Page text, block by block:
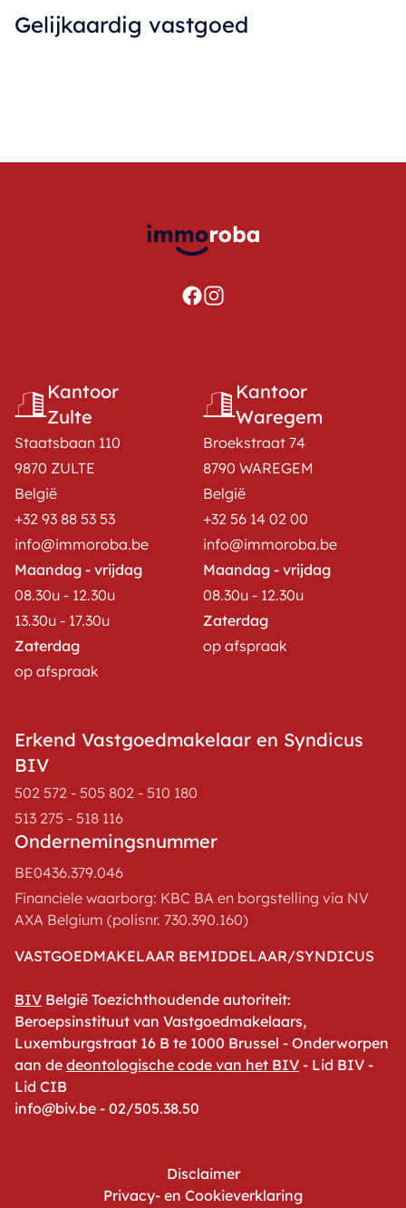
Gelijkaardig vastgoed
Kantoor
Zulte
Staatsbaan 110
9870 ZULTE
België
+32 93 88 53 53
info@immoroba.be
Maandag - vrijdag
08.30u - 12.30u
13.30u - 17.30u
Zaterdag
op afspraak
Kantoor
Waregem
Broekstraat 74
8790 WAREGEM
België
+32 56 14 02 00
info@immoroba.be
Maandag - vrijdag
08.30u - 12.30u
Zaterdag
op afspraak
Erkend Vastgoedmakelaar en Syndicus
BIV
502 572 - 505 802 - 510 180
513 275 - 518 116
Ondernemingsnummer
BE0436.379.046
Financiele waarborg: KBC BA en borgstelling via NV
AXA Belgium (polisnr. 730.390.160)
VASTGOEDMAKELAAR BEMIDDELAAR/SYNDICUS
BIV België Toezichthoudende autoriteit:
Beroepsinstituut van Vastgoedmakelaars,
Luxemburgstraat 16 B te 1000 Brussel - Onderworpen
aan de deontologische code van het BIV - Lid BIV -
Lid CIB
info@biv.be - 02/505.38.50
Disclaimer
Privacy- en Cookieverklaring